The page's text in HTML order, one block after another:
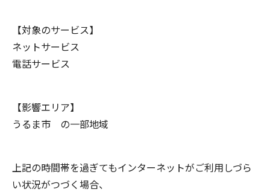
【対象のサービス】
ネットサービス
電話サービス
【影響エリア】
うるま市 の一部地域
上記の時間帯を過ぎてもインターネットがご利用しづら
い状況がつづく場合、